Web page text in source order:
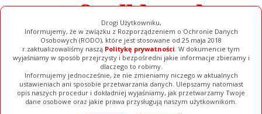
Drogi Użytkowniku,
Informujemy, że w związku z Rozporządzeniem o Ochronie Danych
Osobowych (RODO), które jest stosowane od 25 maja 2018
r.zaktualizowaliśmy naszą Politykę prywatności. W dokumencie tym
wyjaśniamy w sposób przejrzysty i bezpośredni jakie informacje zbieramy i
dlaczego to robimy.
Informujemy jednocześnie, że nie zmieniamy niczego w aktualnych
ustawieniach ani sposobie przetwarzania danych. Ulepszamy natomiast
opis naszych procedur i dokładniej wyjaśniamy, jak przetwarzamy Twoje
dane osobowe oraz jakie prawa przysługują naszym użytkownikom.
Ogłoszenia Filmy Galerie Baza Firm Pełna Wersja